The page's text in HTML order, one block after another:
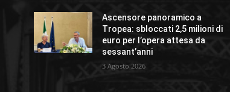
Ascensore panoramico a
Tropea: sbloccati 2,5 milioni di
euro per l’opera attesa da
sessant’anni
3 Agosto 2026